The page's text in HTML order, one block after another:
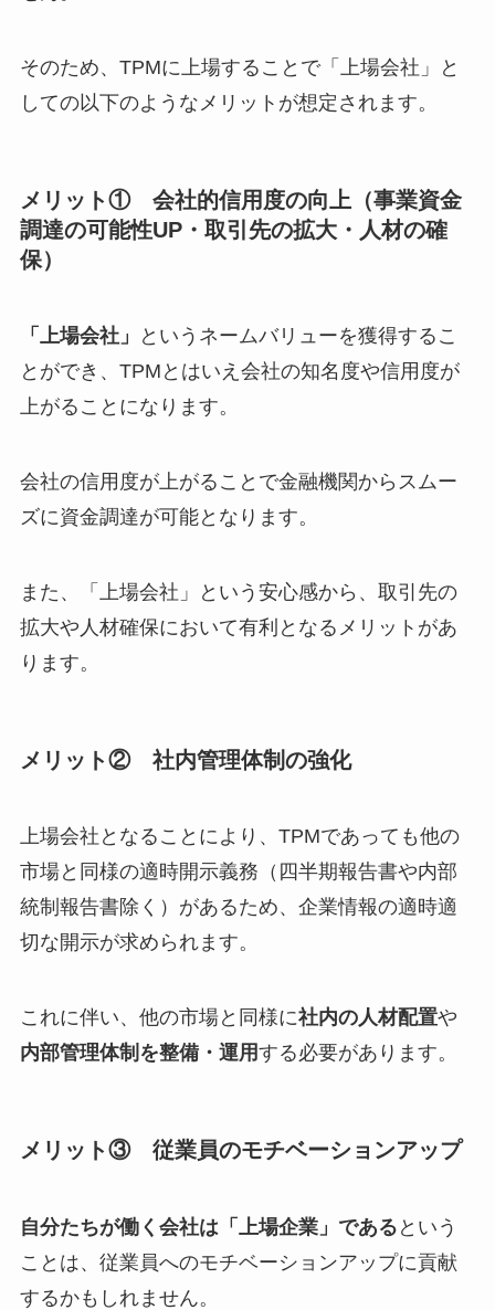
そのため、TPMに上場することで「上場会社」と
しての以下のようなメリットが想定されます。
メリット① 会社的信用度の向上（事業資金
調達の可能性UP・取引先の拡大・人材の確
保）
「上場会社」
というネームバリューを獲得するこ
とができ、TPMとはいえ会社の知名度や信用度が
上がることになります。
会社の信用度が上がることで金融機関からスムー
ズに資金調達が可能となります。
また、「上場会社」という安心感から、取引先の
拡大や人材確保において有利となるメリットがあ
ります。
メリット② 社内管理体制の強化
上場会社となることにより、TPMであっても他の
市場と同様の適時開示義務（四半期報告書や内部
統制報告書除く）があるため、企業情報の適時適
切な開示が求められます。
これに伴い、他の市場と同様に社内の人材配置や
内部管理体制を整備・運用する必要があります。
メリット③ 従業員のモチベーションアップ
自分たちが働く会社は「上場企業」である という
ことは、従業員へのモチベーションアップに貢献
するかもしれません。